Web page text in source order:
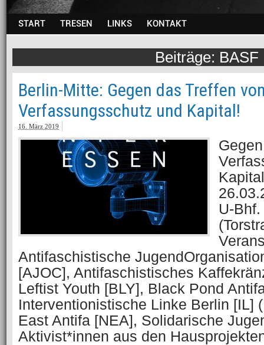
START TRESEN LINKS KONTAKT
BASF
Berlin-Mitte: Gegen das Treffen
Verfassungsschutz und Kapital!
16. März 2019
U-
Antifaschistische
[AJOC], Antifaschistisches
Leftist Youth [BLY], Black Pond
Interventionistische Linke Berlin [IL]
East Antifa [NEA], Solidarische
Aktivist*innen aus den